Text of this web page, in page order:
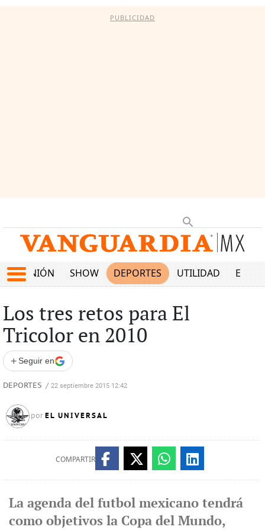
PUBLICIDAD
OPINIÓN SHOW DEPORTES UTILIDAD
Los tres retos para El
Tricolor en 2010
+ Seguir en
DEPORTES / 22 septiembre 2015 12:42
por EL UNIVERSAL
COMPARTIR
La agenda del futbol mexicano tendrá
como objetivos la Copa del Mundo,